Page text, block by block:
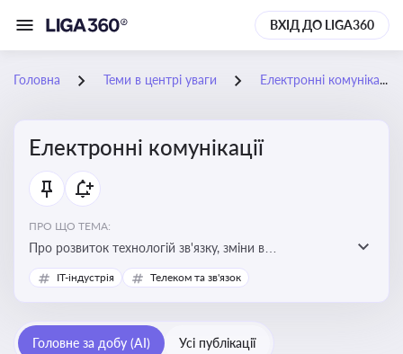
ВХІД ДО LIGA360
Головна Теми в центрі уваги Електронні комунікації
Електронні комунікації
ПРО ЩО ТЕМА:
Про розвиток технологій зв'язку, зміни в
законодавстві, регулювання ринку телекомунікацій,
інновації в сфері мобільних та інтернет-послуг
IT-індустрія Телеком та зв'язок
Головне за добу (AI) Усі публікації